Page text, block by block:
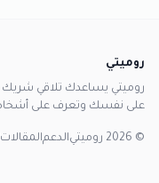
روميتي
روميتي يساعدك تلاقي
على نفسك وتعرف على
© 2026 روميتي الدعمالمقالات